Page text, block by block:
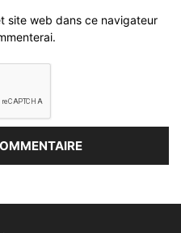
site web dans ce navigateur